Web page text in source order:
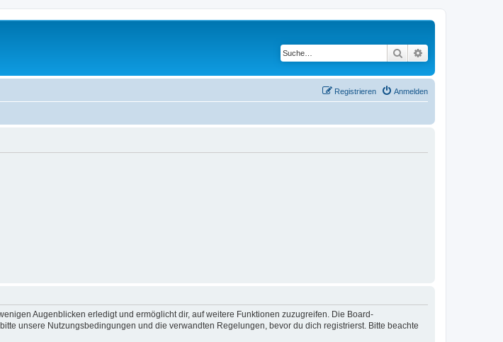
Suche
Anmelden
Registrieren
Augenblicken erledigt und ermöglicht dir, auf weitere Funktionen zuzugreifen. Die Board-
unsere Nutzungsbedingungen und die verwandten Regelungen, bevor du dich registrierst. Bitte beachte